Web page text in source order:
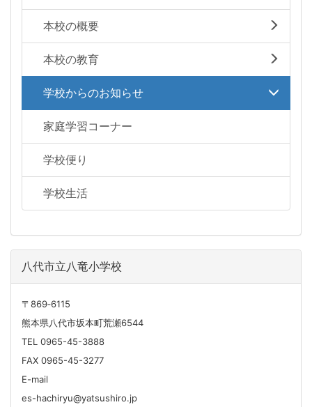
本校の概要
本校の教育
学校からのお知らせ
家庭学習コーナー
学校便り
学校生活
八代市立八竜小学校
〒869‐6115
熊本県八代市坂本町荒瀬6544
TEL 0965-45-3888
FAX 0965-45-3277
E-mail
es-hachiryu@yatsushiro.jp